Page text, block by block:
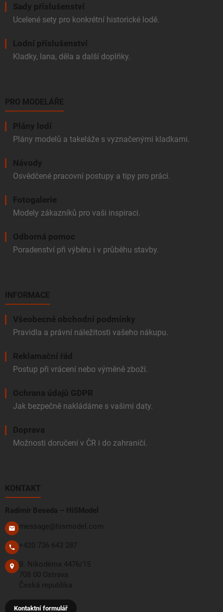
Sady příslušenství
Ucelené sety pro konkrétní historické lodě.
Lodní příslušenství
Kladky, lana, děla a další doplňky.
PRO MODELÁŘE
Plány lodí
Plány modelů a takeláže s vyznačenými kladkami.
Návody
Osvědčené pracovní postupy a tipy pro práci.
Fotogalerie
Modely zákazníků pro vaši inspiraci.
Odborná pomoc
Poradenství při výběru i v průběhu stavby.
INFORMACE
Všeobecné obchodní podmínky
Pravidla a právní náležitosti vašeho nákupu.
Reklamační řád
Postup při vrácení nebo výměně zboží.
Ochrana údajů GDPR
Jak bezpečně nakládáme s vašimi daty.
Doprava
Možnosti doručení v ČR i do zahraničí.
KONTAKT
Radimír Beseda – HiSModel
message@hismodel.com
+420 736 643 287
B. Nikodéma 4476/15
708 00 Ostrava
Česká republika
Kontaktní formulář